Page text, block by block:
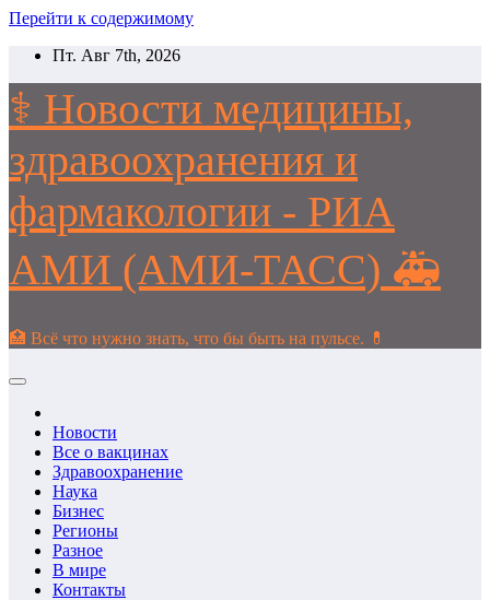
Перейти к содержимому
Пт. Авг 7th, 2026
⚕️ Новости медицины,
здравоохранения и
фармакологии - РИА
АМИ (АМИ-ТАСС) 🚑
🏥 Всё что нужно знать, что бы быть на пульсе. 💊
Новости
Все о вакцинах
Здравоохранение
Наука
Бизнес
Регионы
Разное
В мире
Контакты